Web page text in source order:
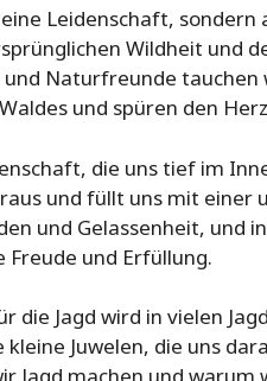
Leidenschaft,
Wildheit und
und Naturfreunde
und spüren den
die uns tief im
und füllt uns mit einer
und Gelassenheit, und
Freude und Erfüllung.
die Jagd wird in vielen
kleine Juwelen, die uns